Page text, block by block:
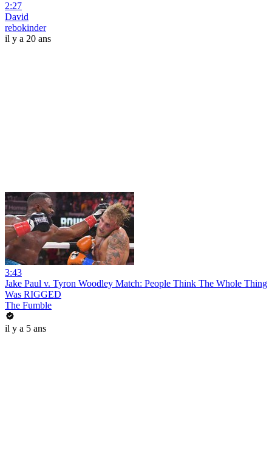
2:27
David
rebokinder
il y a 20 ans
3:43
Jake Paul v. Tyron Woodley Match: People Think The Whole Thing
Was RIGGED
The Fumble
il y a 5 ans